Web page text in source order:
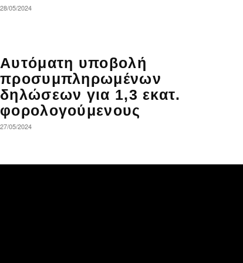
28/05/2024
Αυτόματη υποβολή
προσυμπληρωμένων
δηλώσεων για 1,3 εκατ.
φορολογούμενους
27/05/2024